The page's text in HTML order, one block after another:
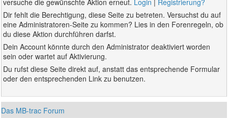
Dir fehlt die Berechtigung, diese Seite zu betreten. Versuchst du auf
eine Administratoren-Seite zu kommen? Lies in den Forenregeln, ob
du diese Aktion durchführen darfst.
Dein Account könnte durch den Administrator deaktiviert worden
sein oder wartet auf Aktivierung.
Du rufst diese Seite direkt auf, anstatt das entsprechende Formular
oder den entsprechenden Link zu benutzen.
Das MB-trac Forum